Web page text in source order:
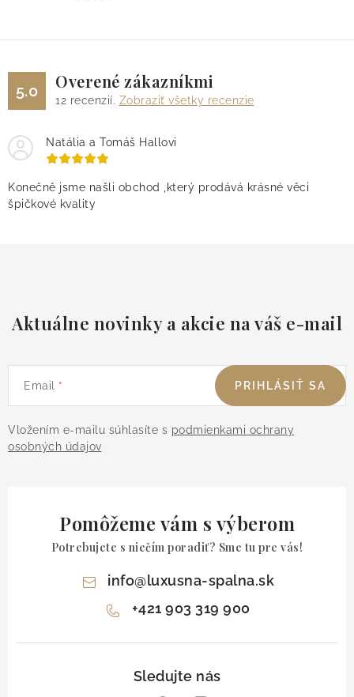
5.0 Overené zákazníkmi
12 recenzií. Zobraziť všetky recenzie
Natália a Tomáš Hallovi
Konečně jsme našli obchod ,který prodává krásné věci
špičkové kvality
Aktuálne novinky a akcie na váš e-mail
Email
Vložením e-mailu súhlasíte s podmienkami ochrany
osobných údajov
PRIHLÁSIŤ SA
Pomôžeme vám s výberom
Potrebujete s niečím poradiť? Sme tu pre vás!
info@luxusna-spalna.sk
+421 903 319 900